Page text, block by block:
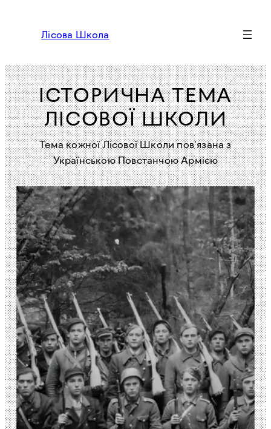
Лісова Школа
ІСТОРИЧНА ТЕМА
ЛІСОВОЇ ШКОЛИ
Тема кожної Лісової Школи пов’язана з
Українською Повстанчою Армією